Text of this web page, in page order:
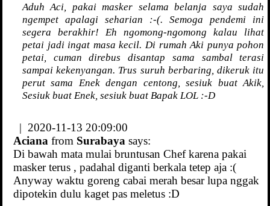
Aduh Aci, pakai masker selama belanja saya sudah
ngempet apalagi seharian :-(. Semoga pendemi ini
segera berakhir! Eh ngomong-ngomong kalau lihat
petai jadi ingat masa kecil. Di rumah Aki punya pohon
petai, cuman direbus disantap sama sambal terasi
sampai kekenyangan. Trus suruh berbaring, dikeruk itu
perut sama Enek dengan centong, sesiuk buat Akik,
Sesiuk buat Enek, sesiuk buat Bapak LOL :-D
| 2020-11-13 20:09:00
Aciana from Surabaya says:
Di bawah mata mulai bruntusan Chef karena pakai
masker terus , padahal diganti berkala tetep aja :(
Anyway waktu goreng cabai merah besar lupa nggak
dipotekin dulu kaget pas meletus :D